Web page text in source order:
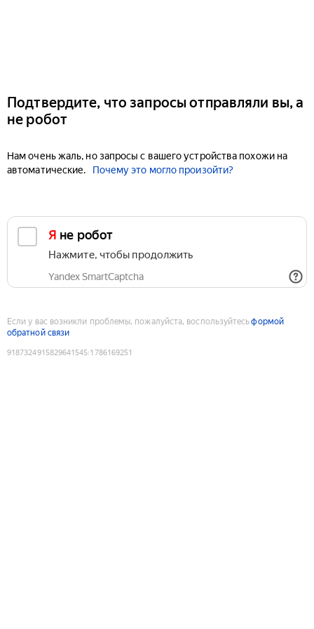
Подтвердите, что запросы отправляли вы, а
не робот
Нам очень жаль, но запросы с вашего устройства похожи на
автоматические.
Почему это могло произойти?
Я не робот
Нажмите, чтобы продолжить
Yandex SmartCaptcha
Если у вас возникли проблемы, пожалуйста, воспользуйтесьформой
обратной связи
9187324915829641545:1786169251